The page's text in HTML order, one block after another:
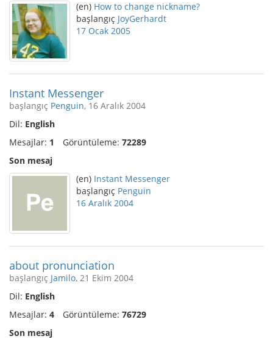
(en) How to change nickname?
başlangıç JoyGerhardt
17 Ocak 2005
Instant Messenger
başlangıç Penguin, 16 Aralık 2004
Dil: English
Mesajlar: 1 Görüntüleme: 72289
Son mesaj
(en) Instant Messenger
başlangıç Penguin
16 Aralık 2004
about pronunciation
başlangıç Jamilo, 21 Ekim 2004
Dil: English
Mesajlar: 4 Görüntüleme: 76729
Son mesaj